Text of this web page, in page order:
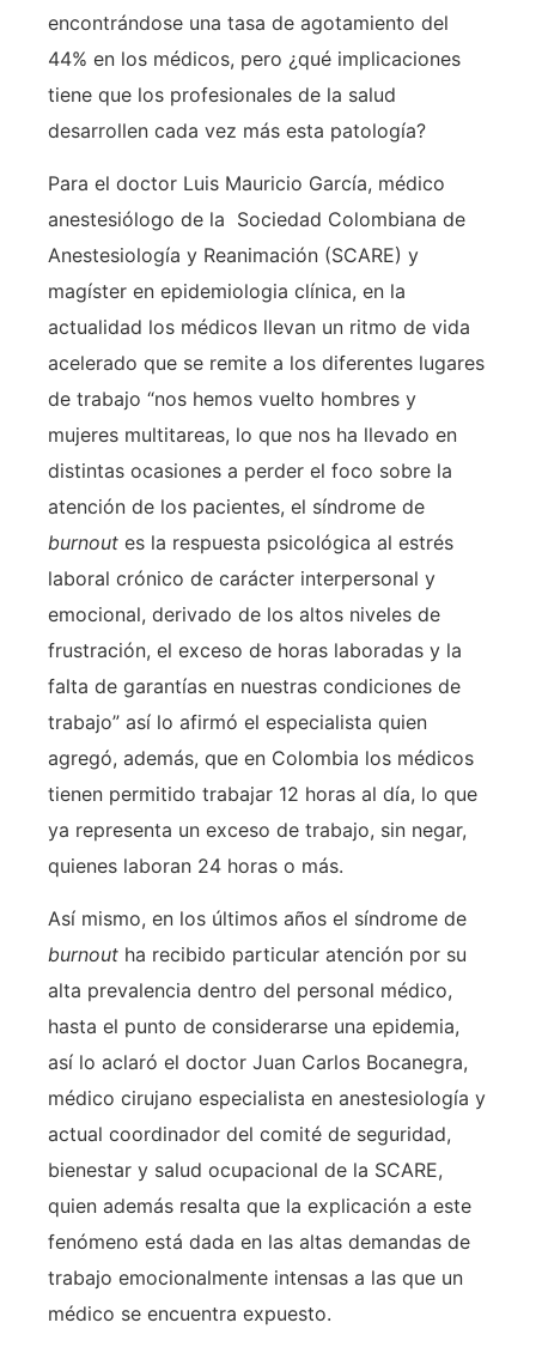
encontrándose una tasa de agotamiento del
44% en los médicos, pero ¿qué implicaciones
tiene que los profesionales de la salud
desarrollen cada vez más esta patología?
Para el doctor Luis Mauricio García, médico
anestesiólogo de la Sociedad Colombiana de
Anestesiología y Reanimación (SCARE) y
magíster en epidemiologia clínica, en la
actualidad los médicos llevan un ritmo de vida
acelerado que se remite a los diferentes lugares
de trabajo “nos hemos vuelto hombres y
mujeres multitareas, lo que nos ha llevado en
distintas ocasiones a perder el foco sobre la
atención de los pacientes, el síndrome de
burnout es la respuesta psicológica al estrés
laboral crónico de carácter interpersonal y
emocional, derivado de los altos niveles de
frustración, el exceso de horas laboradas y la
falta de garantías en nuestras condiciones de
trabajo” así lo afirmó el especialista quien
agregó, además, que en Colombia los médicos
tienen permitido trabajar 12 horas al día, lo que
ya representa un exceso de trabajo, sin negar,
quienes laboran 24 horas o más.
Así mismo, en los últimos años el síndrome de
burnout ha recibido particular atención por su
alta prevalencia dentro del personal médico,
hasta el punto de considerarse una epidemia,
así lo aclaró el doctor Juan Carlos Bocanegra,
médico cirujano especialista en anestesiología y
actual coordinador del comité de seguridad,
bienestar y salud ocupacional de la SCARE,
quien además resalta que la explicación a este
fenómeno está dada en las altas demandas de
trabajo emocionalmente intensas a las que un
médico se encuentra expuesto.